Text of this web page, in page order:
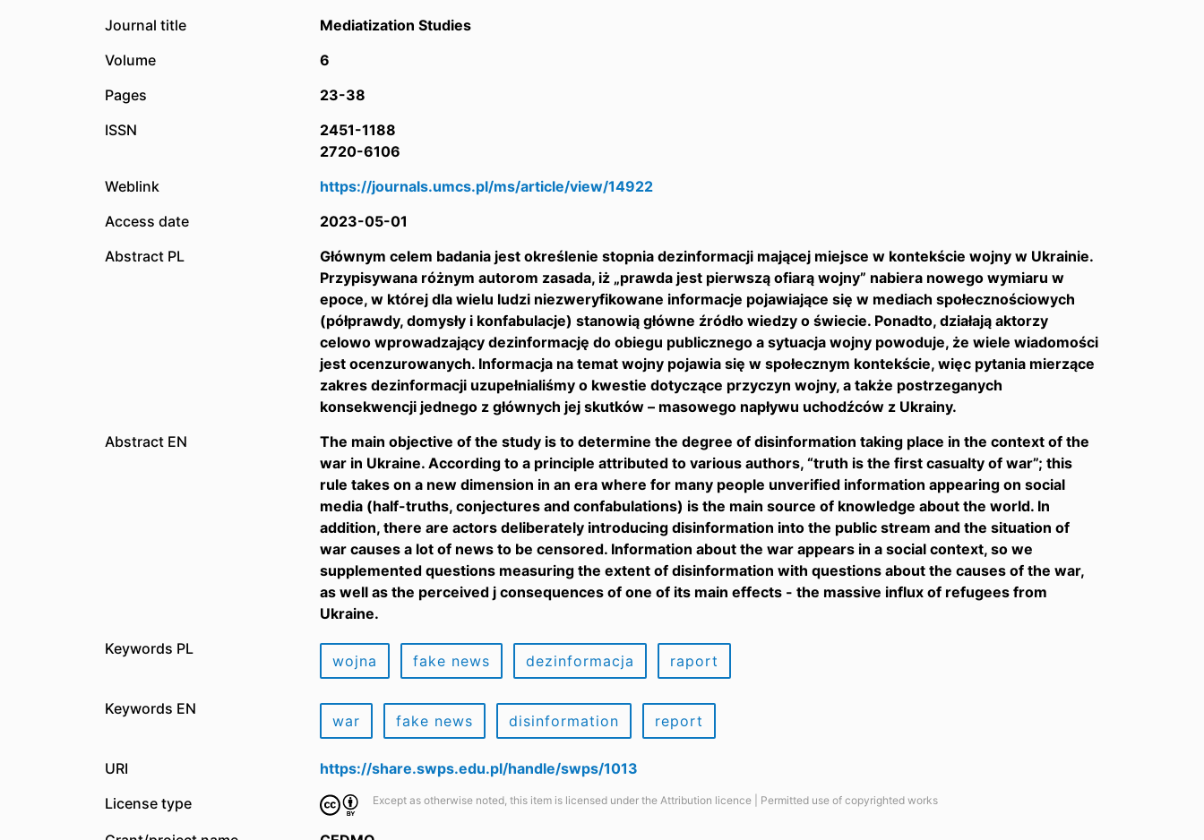
Journal title
Mediatization Studies
Volume
6
Pages
23-38
ISSN
2451-1188
2720-6106
Weblink
https://journals.umcs.pl/ms/article/view/14922
Access date
2023-05-01
Abstract PL
Głównym celem badania jest określenie stopnia dezinformacji mającej miejsce w kontekście wojny w Ukrainie.
Przypisywana różnym autorom zasada, iż „prawda jest pierwszą ofiarą wojny” nabiera nowego wymiaru w
epoce, w której dla wielu ludzi niezweryfikowane informacje pojawiające się w mediach społecznościowych
(półprawdy, domysły i konfabulacje) stanowią główne źródło wiedzy o świecie. Ponadto, działają aktorzy
celowo wprowadzający dezinformację do obiegu publicznego a sytuacja wojny powoduje, że wiele wiadomości
jest ocenzurowanych. Informacja na temat wojny pojawia się w społecznym kontekście, więc pytania mierzące
zakres dezinformacji uzupełnialiśmy o kwestie dotyczące przyczyn wojny, a także postrzeganych
konsekwencji jednego z głównych jej skutków – masowego napływu uchodźców z Ukrainy.
Abstract EN
The main objective of the study is to determine the degree of disinformation taking place in the context of the
war in Ukraine. According to a principle attributed to various authors, “truth is the first casualty of war”; this
rule takes on a new dimension in an era where for many people unverified information appearing on social
media (half-truths, conjectures and confabulations) is the main source of knowledge about the world. In
addition, there are actors deliberately introducing disinformation into the public stream and the situation of
war causes a lot of news to be censored. Information about the war appears in a social context, so we
supplemented questions measuring the extent of disinformation with questions about the causes of the war,
as well as the perceived j consequences of one of its main effects - the massive influx of refugees from
Ukraine.
Keywords PL
wojna fake news dezinformacja raport
Keywords EN
war fake news disinformation report
URI
https://share.swps.edu.pl/handle/swps/1013
License type
Except as otherwise noted, this item is licensed under the Attribution licence | Permitted use of copyrighted works